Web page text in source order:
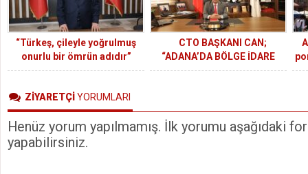
“Türkeş, çileyle yoğrulmuş
onurlu bir ömrün adıdır”
CTO BAŞKANI CAN;
“ADANA’DA BÖLGE İDARE
MAHKEMESİ KURULMASI
ZİYARETÇİYORUMLARI
Henüz yorum yapılmamış. İlk yorumu aşağıdaki
yapabilirsiniz.